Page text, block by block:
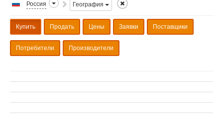
Россия География
Купить Продать Цены Заявки Поставщики
Потребители Производители